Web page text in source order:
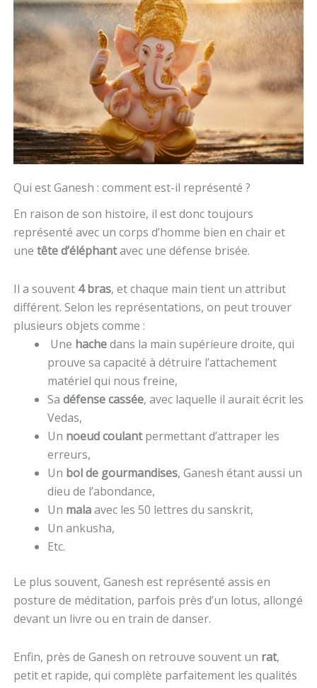
Qui est Ganesh : comment est-il représenté ?
En raison de son histoire, il est donc toujours
représenté avec un corps d’homme bien en chair et
une tête d’éléphantavec une défense brisée.
Il a souvent 4 bras, et chaque main tient un attribut
différent. Selon les représentations, on peut trouver
plusieurs objets comme :
Une hachedans la main supérieure droite, qui
prouve sa capacité à détruire l’attachement
matériel qui nous freine,
Sa défense cassée, avec laquelle il aurait écrit les
Vedas,
Un noeud coulantpermettant d’attraper les
erreurs,
Un bol de gourmandises, Ganesh étant aussi un
dieu de l’abondance,
Un malaavec les 50 lettres du sanskrit,
Un ankusha,
Etc.
Le plus souvent, Ganesh est représenté assis en
posture de méditation, parfois près d’un lotus, allongé
devant un livre ou en train de danser.
Enfin, près de Ganesh on retrouve souvent un rat,
petit et rapide, qui complète parfaitement les qualités